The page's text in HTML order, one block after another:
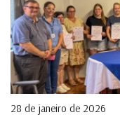
28 de janeiro de 2026